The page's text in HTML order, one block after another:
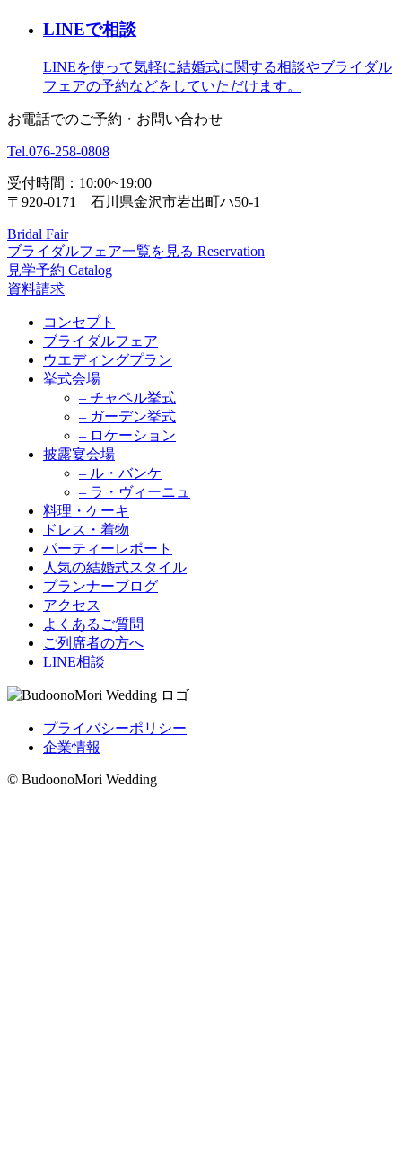
LINEで相談
LINEを使って気軽に結婚式に関する相談やブライダル
フェアの予約などをしていただけます。
お電話でのご予約・お問い合わせ
Tel.076-258-0808
受付時間：10:00~19:00
〒920-0171 石川県金沢市岩出町ハ50-1
Bridal Fair
ブライダルフェア一覧を見る Reservation
見学予約 Catalog
資料請求
コンセプト
ブライダルフェア
ウエディングプラン
挙式会場
– チャペル挙式
– ガーデン挙式
– ロケーション
披露宴会場
– ル・バンケ
– ラ・ヴィーニュ
料理・ケーキ
ドレス・着物
パーティーレポート
人気の結婚式スタイル
プランナーブログ
アクセス
よくあるご質問
ご列席者の方へ
LINE相談
プライバシーポリシー
企業情報
© BudoonoMori Wedding